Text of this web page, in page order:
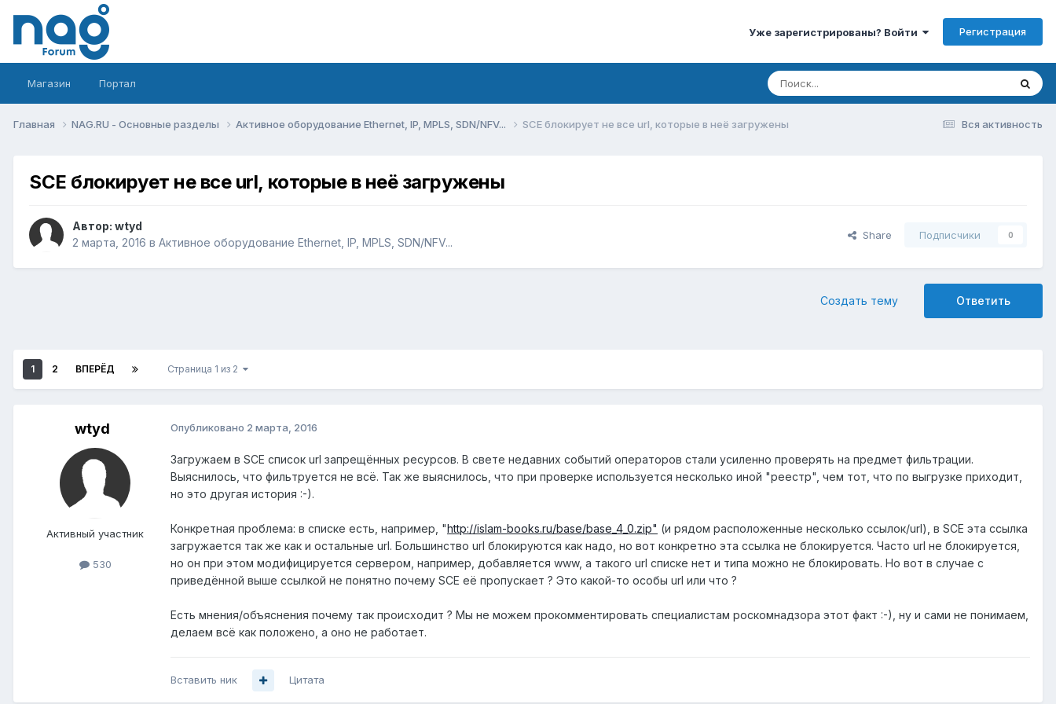
Уже зарегистрированы? Войти Регистрация
Магазин Портал
Вся активность
Главная NAG.RU - Основные разделы Активное оборудование Ethernet, IP, MPLS, SDN/NFV... SCE блокирует не все url, которые в неё загружены
SCE блокирует не все url, которые в неё загружены
Автор: wtyd
2 марта, 2016 в Активное оборудование Ethernet, IP, MPLS, SDN/NFV...
Share Подписчики 0
Ответить
Создать тему
1 2 ВПЕРЁД Страница 1 из 2
wtyd
Активный участник
530
Опубликовано 2 марта, 2016
Загружаем в SCE список url запрещённых ресурсов. В свете недавних событий операторов стали усиленно проверять на предмет фильтрации.
Выяснилось, что фильтруется не всё. Так же выяснилось, что при проверке используется несколько иной "реестр", чем тот, что по выгрузке приходит,
но это другая история :-).
Конкретная проблема: в списке есть, например, "http://islam-books.ru/base/base_4_0.zip" (и рядом расположенные несколько ссылок/url), в SCE эта ссылка
загружается так же как и остальные url. Большинство url блокируются как надо, но вот конкретно эта ссылка не блокируется. Часто url не блокируется,
но он при этом модифицируется сервером, например, добавляется www, а такого url списке нет и типа можно не блокировать. Но вот в случае с
приведённой выше ссылкой не понятно почему SCE её пропускает ? Это какой-то особы url или что ?
Есть мнения/объяснения почему так происходит ? Мы не можем прокомментировать специалистам роскомнадзора этот факт :-), ну и сами не понимаем,
делаем всё как положено, а оно не работает.
Вставить ник Цитата